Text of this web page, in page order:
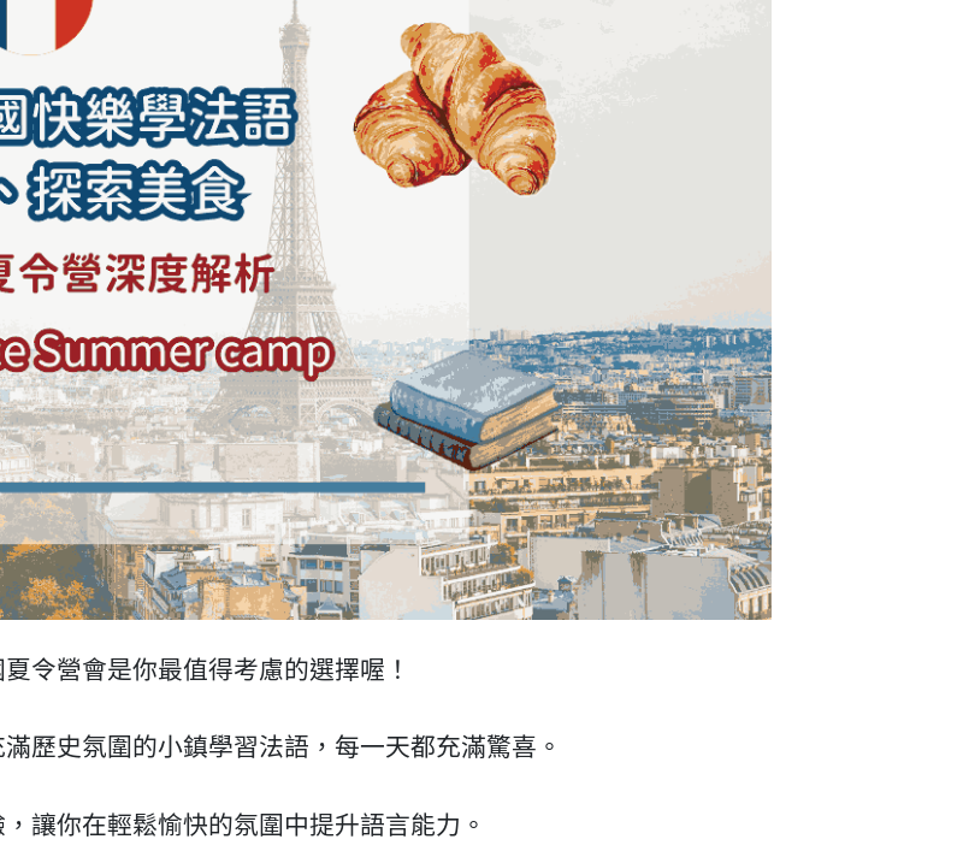
令營會是你最值得考慮的選擇喔！
歷史氛圍的小鎮學習法語，每一天都充滿驚喜。
讓你在輕鬆愉快的氛圍中提升語言能力。